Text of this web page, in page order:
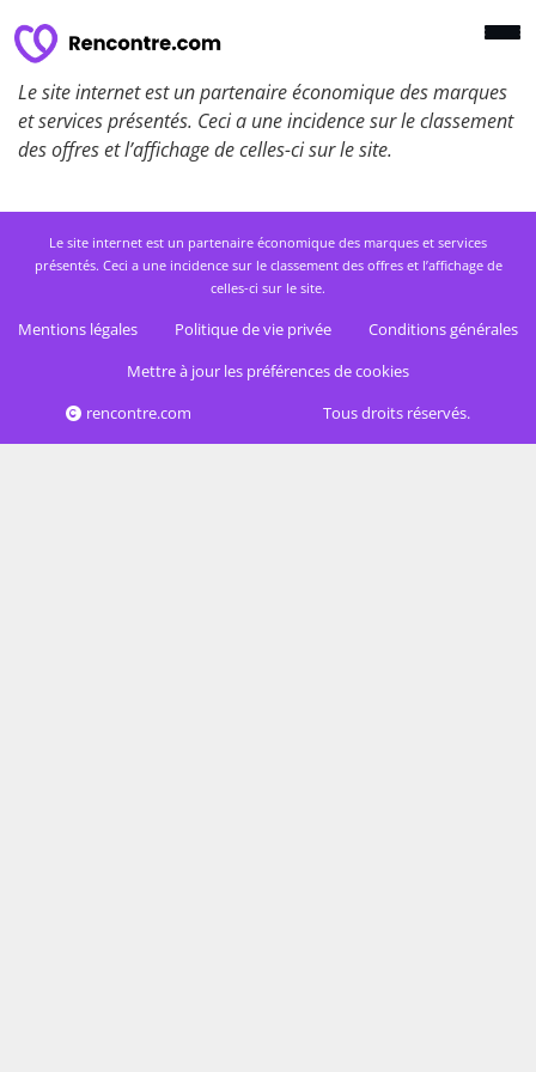
Le site internet est un partenaire économique des marques
et services présentés. Ceci a une incidence sur le classement
des offres et l’affichage de celles-ci sur le site.
Le site internet est un partenaire économique des marques et services
présentés. Ceci a une incidence sur le classement des offres et l’affichage de
celles-ci sur le site.
Mentions légales Politique de vie privée
Conditions générales
Mettre à jour les préférences de cookies
rencontre.com
Tous droits réservés.